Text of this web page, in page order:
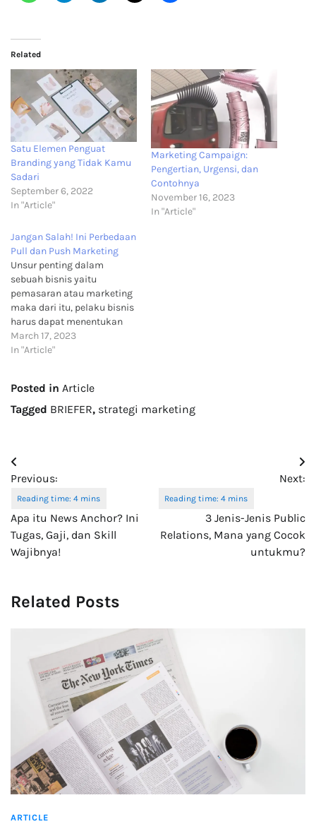
Related
Satu Elemen Penguat
Branding yang Tidak Kamu
Sadari
September 6, 2022
In "Article"
Marketing Campaign:
Pengertian, Urgensi, dan
Contohnya
November 16, 2023
In "Article"
Jangan Salah! Ini Perbedaan
Pull dan Push Marketing
Unsur penting dalam
sebuah bisnis yaitu
pemasaran atau marketing
maka dari itu, pelaku bisnis
harus dapat menentukan
strategi marketing yang
tepat. Secara umum strategi
dan Push Marketing. Apa
perbedaan dari kedua
merupakan…
March 17, 2023
In "Article"
Posted in Article
Tagged BRIEFER, strategi marketing
Post
navigation
Previous:
Apa itu News Anchor? Ini
Tugas, Gaji, dan Skill
Wajibnya!
Next:
3 Jenis-Jenis Public
Relations, Mana yang Cocok
untukmu?
Related Posts
ARTICLE